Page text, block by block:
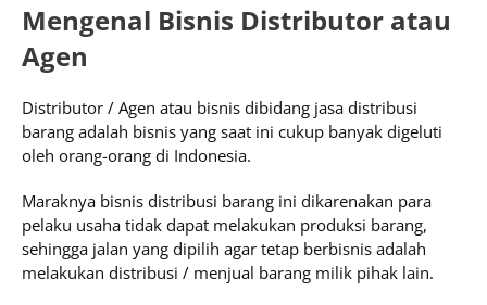
Mengenal Bisnis Distributor atau
Agen
Distributor / Agen atau bisnis dibidang jasa distribusi
barang adalah bisnis yang saat ini cukup banyak digeluti
oleh orang-orang di Indonesia.
Maraknya bisnis distribusi barang ini dikarenakan para
pelaku usaha tidak dapat melakukan produksi barang,
sehingga jalan yang dipilih agar tetap berbisnis adalah
melakukan distribusi / menjual barang milik pihak lain.